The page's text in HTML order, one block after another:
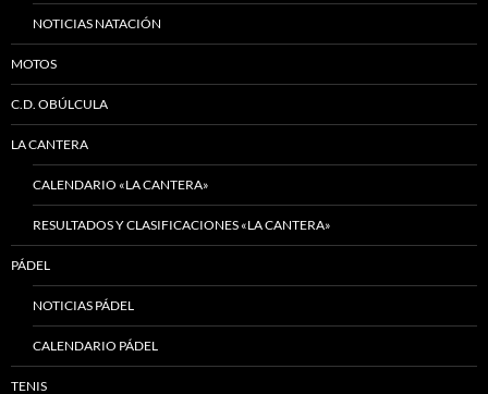
NOTICIAS NATACIÓN
MOTOS
C.D. OBÚLCULA
LA CANTERA
CALENDARIO «LA CANTERA»
RESULTADOS Y CLASIFICACIONES «LA CANTERA»
PÁDEL
NOTICIAS PÁDEL
CALENDARIO PÁDEL
TENIS